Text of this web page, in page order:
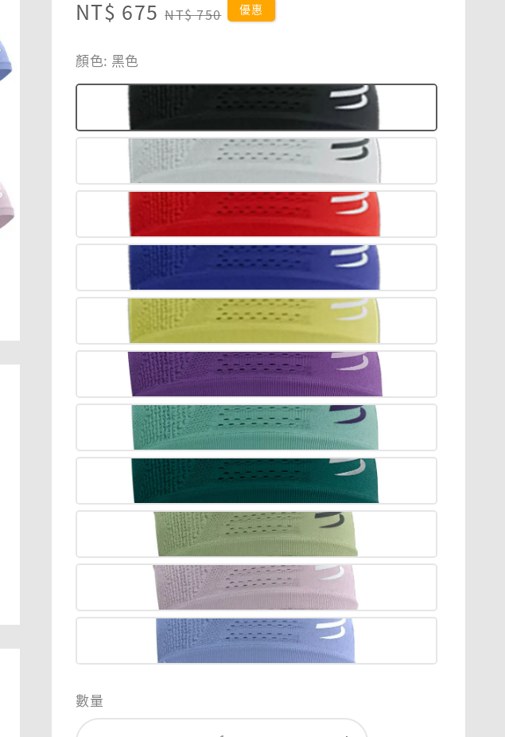
Sale
NT$ 675 Regular
NT$ 750 優惠
顏色: 黑色
數量